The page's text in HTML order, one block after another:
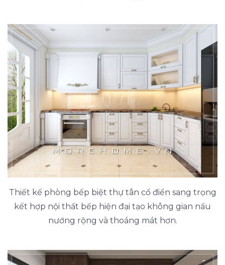
Thiết kế phòng bếp biệt thự tân cổ điển sang trọng
kết hợp nội thất bếp hiện đại tạo không gian nấu
nướng rộng và thoáng mát hơn.